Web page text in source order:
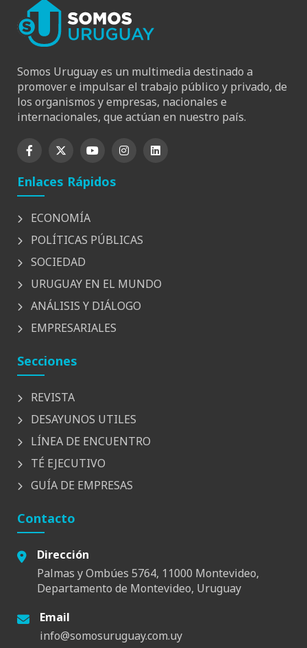
Somos Uruguay es un multimedia destinado a
promover e impulsar el trabajo público y privado, de
los organismos y empresas, nacionales e
internacionales, que actúan en nuestro país.
Enlaces Rápidos
ECONOMÍA
POLÍTICAS PÚBLICAS
SOCIEDAD
URUGUAY EN EL MUNDO
ANÁLISIS Y DIÁLOGO
EMPRESARIALES
Secciones
REVISTA
DESAYUNOS UTILES
LÍNEA DE ENCUENTRO
TÉ EJECUTIVO
GUÍA DE EMPRESAS
Contacto
Dirección
Palmas y Ombúes 5764, 11000 Montevideo,
Departamento de Montevideo, Uruguay
Email
info@somosuruguay.com.uy